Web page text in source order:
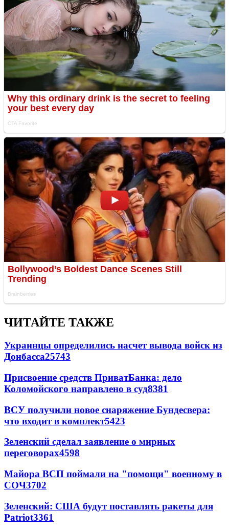
ЧИТАЙТЕ ТАКЖЕ
Украинцы определились насчет вывода войск из
Донбасса25743
Присвоение средств ПриватБанка: дело
Коломойского направлено в суд8381
ВСУ получили новое снаряжение Бундесвера:
что входит в комплект5423
Зеленский сделал заявление о мирных
переговорах4598
Майора ВСП поймали на "помощи" военному в
СОЧ3702
Зеленский: США будут поставлять ракеты для
Patriot3361